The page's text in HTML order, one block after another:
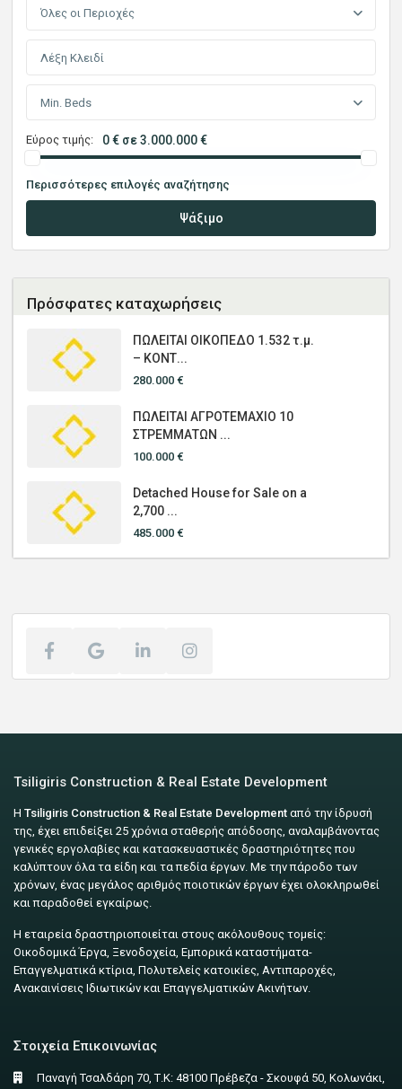
Όλες οι Περιοχές
Min. Beds
Εύρος τιμής: 0 € σε 3.000.000 €
Περισσότερες επιλογές αναζήτησης
Ψάξιμο
Πρόσφατες καταχωρήσεις
ΠΩΛΕΙΤΑΙ ΟΙΚΟΠΕΔΟ 1.532 τ.μ.
– ΚΟΝΤ...
280.000 €
ΠΩΛΕΙΤΑΙ ΑΓΡΟΤΕΜΑΧΙΟ 10
ΣΤΡΕΜΜΑΤΩΝ ...
100.000 €
Detached House for Sale on a
2,700 ...
485.000 €
Tsiligiris Construction & Real Estate Development
ΗTsiligiris Construction & Real Estate Development από την ίδρυσή
της, έχει επιδείξει 25 χρόνια σταθερής απόδοσης, αναλαμβάνοντας
γενικές εργολαβίες και κατασκευαστικές δραστηριότητες που
καλύπτουν όλα τα είδη και τα πεδία έργων. Με την πάροδο των
χρόνων, ένας μεγάλος αριθμός ποιοτικών έργων έχει ολοκληρωθεί
και παραδοθεί εγκαίρως.
Η εταιρεία δραστηριοποιείται στους ακόλουθους τομείς:
Οικοδομικά Έργα, Ξενοδοχεία, Εμπορικά καταστήματα-
Επαγγελματικά κτίρια, Πολυτελείς κατοικίες, Αντιπαροχές,
Ανακαινίσεις Ιδιωτικών και Επαγγελματικών Ακινήτων.
Στοιχεία Επικοινωνίας
Παναγή Τσαλδάρη 70, Τ.Κ: 48100 Πρέβεζα - Σκουφά 50, Κολωνάκι,